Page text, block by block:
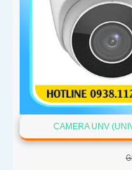
CAMERA UNV